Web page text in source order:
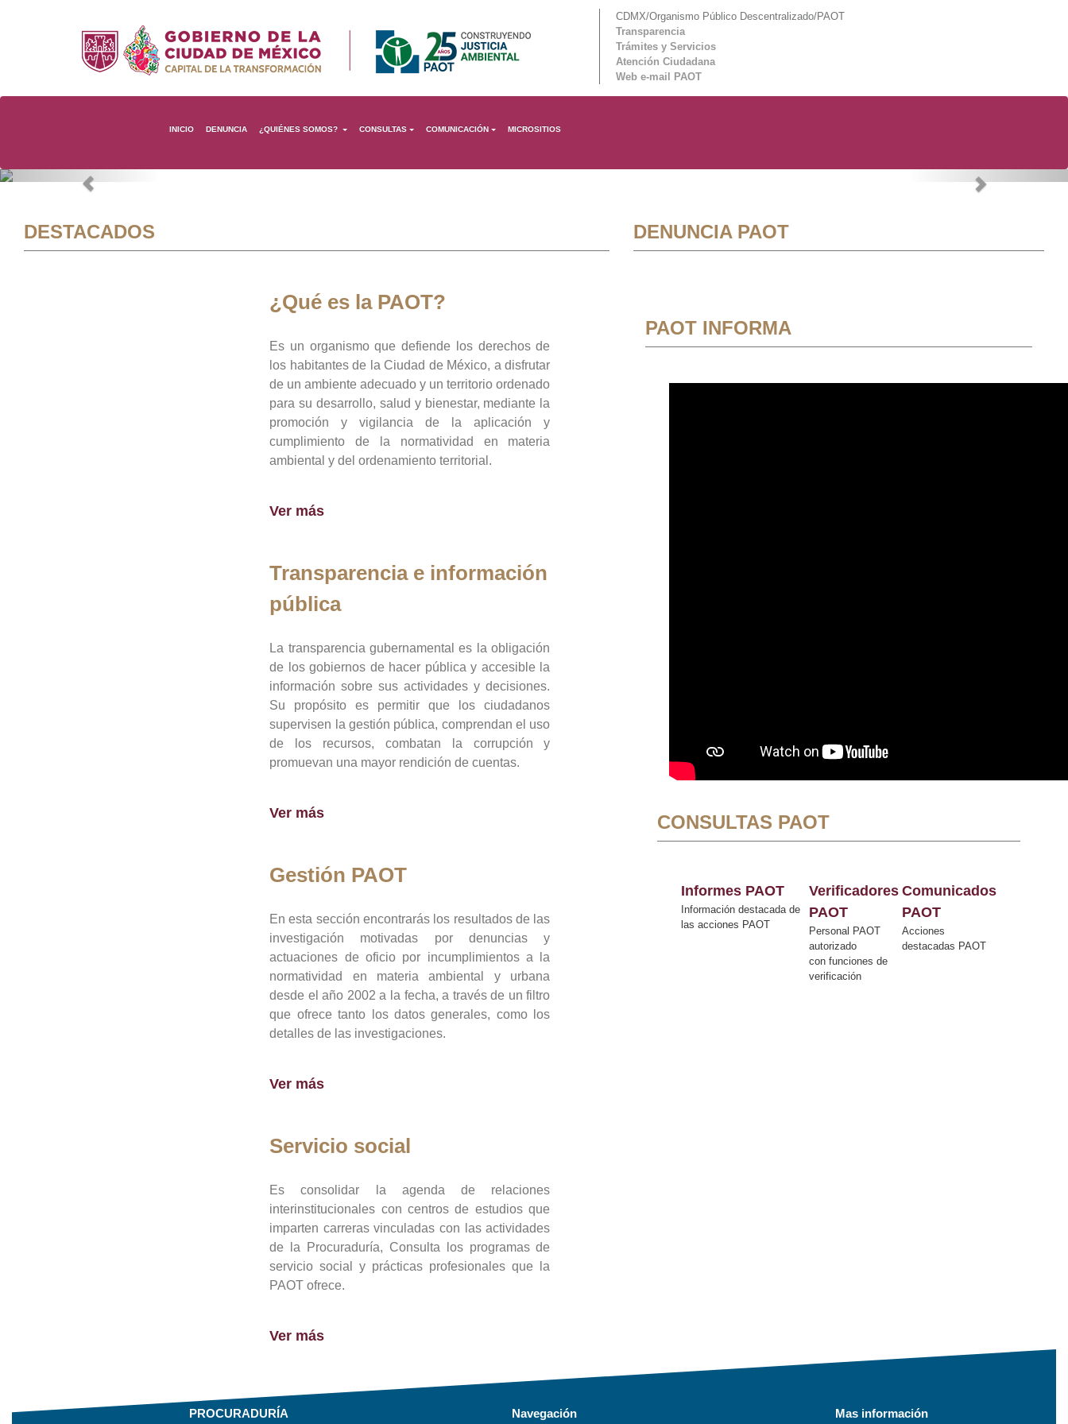
CDMX/Organismo Público Descentralizado/PAOT
Transparencia
Trámites y Servicios
Atención Ciudadana
Web e-mail PAOT
INICIO DENUNCIA ¿QUIÉNES SOMOS? CONSULTAS COMUNICACIÓN MICROSITIOS
Previous Next
DESTACADOS
¿Qué es la PAOT?
Es un organismo que defiende los derechos de
los habitantes de la Ciudad de México, a disfrutar
de un ambiente adecuado y un territorio ordenado
para su desarrollo, salud y bienestar, mediante la
promoción y vigilancia de la aplicación y
cumplimiento de la normatividad en materia
ambiental y del ordenamiento territorial.
Ver más
Transparencia e información
pública
La transparencia gubernamental es la obligación
de los gobiernos de hacer pública y accesible la
información sobre sus actividades y decisiones.
Su propósito es permitir que los ciudadanos
supervisen la gestión pública, comprendan el uso
de los recursos, combatan la corrupción y
promuevan una mayor rendición de cuentas.
Ver más
Gestión PAOT
En esta sección encontrarás los resultados de las
investigación motivadas por denuncias y
actuaciones de oficio por incumplimientos a la
normatividad en materia ambiental y urbana
desde el año 2002 a la fecha, a través de un filtro
que ofrece tanto los datos generales, como los
detalles de las investigaciones.
Ver más
Servicio social
Es consolidar la agenda de relaciones
interinstitucionales con centros de estudios que
imparten carreras vinculadas con las actividades
de la Procuraduría, Consulta los programas de
servicio social y prácticas profesionales que la
PAOT ofrece.
Ver más
DENUNCIA PAOT
PAOT INFORMA
CONSULTAS PAOT
Informes PAOT
Información destacada de
las acciones PAOT
Verificadores
PAOT
Personal PAOT
autorizado
con funciones de
verificación
Comunicados
PAOT
Acciones
destacadas PAOT
PROCURADURÍA Navegación Mas información